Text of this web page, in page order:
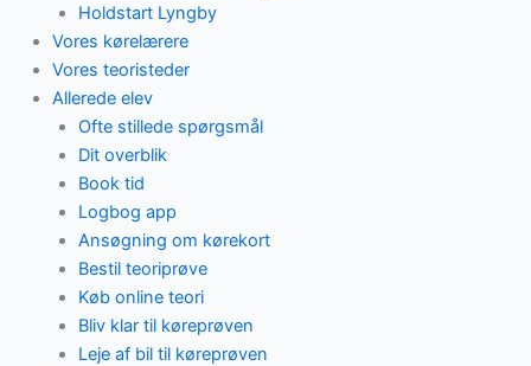
Holdstart Lyngby
Vores kørelærere
Vores teoristeder
Allerede elev
Ofte stillede spørgsmål
Dit overblik
Book tid
Logbog app
Ansøgning om kørekort
Bestil teoriprøve
Køb online teori
Bliv klar til køreprøven
Leje af bil til køreprøven